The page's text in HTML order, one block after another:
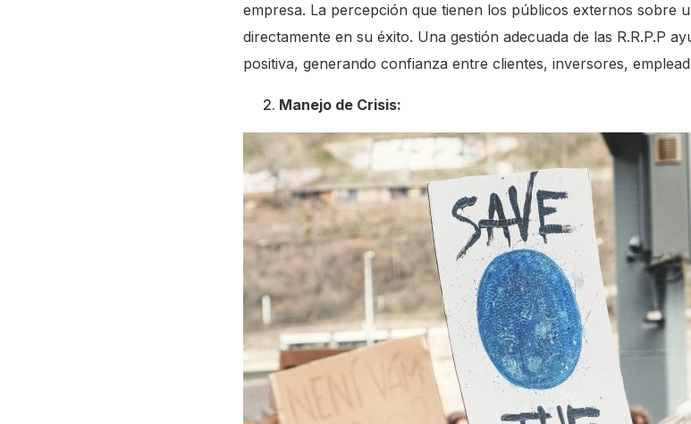
empresa. La percepción que tienen los públicos externos sobre
directamente en su éxito. Una gestión adecuada de las R.R.P.P
positiva, generando confianza entre clientes, inversores,
Manejo de Crisis: